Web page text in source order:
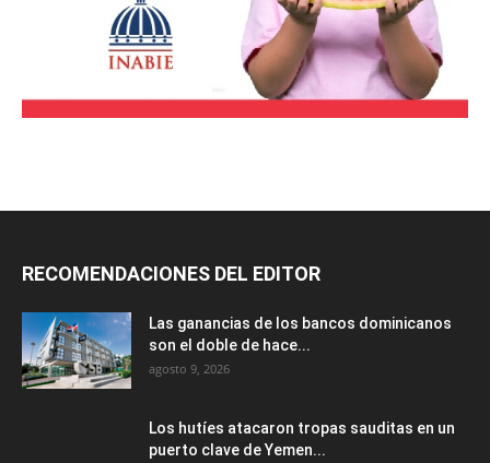
RECOMENDACIONES DEL EDITOR
Las ganancias de los bancos dominicanos
son el doble de hace...
agosto 9, 2026
Los hutíes atacaron tropas sauditas en un
puerto clave de Yemen...